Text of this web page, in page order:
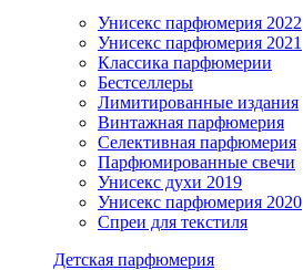
Унисекс парфюмерия 2022
Унисекс парфюмерия 2021
Классика парфюмерии
Бестселлеры
Лимитированные издания
Винтажная парфюмерия
Селективная парфюмерия
Парфюмированные свечи
Унисекс духи 2019
Унисекс парфюмерия 2020
Спреи для текстиля
Детская парфюмерия